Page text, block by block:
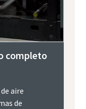
completo
aire
de